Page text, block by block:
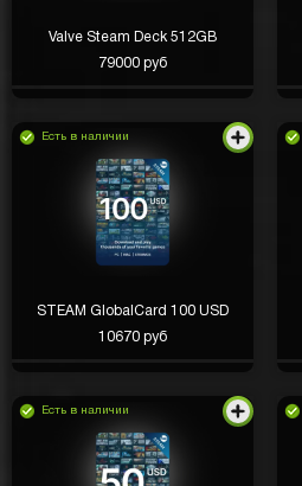
Valve Steam Deck 512GB
79000 руб
Есть в наличии
STEAM GlobalCard 100 USD
10670 руб
Есть в наличии